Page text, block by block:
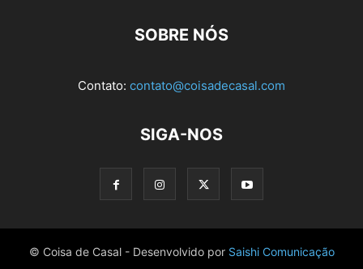
SOBRE NÓS
Contato: contato@coisadecasal.com
SIGA-NOS
© Coisa de Casal - Desenvolvido por Saishi Comunicação